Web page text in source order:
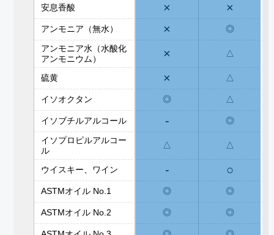
安息香酸 × ×
アンモニア（無水） ×
◎
アンモニア水（水酸化
アンモニウム）
× △
硫黄 × △
イソオクタン ◎ △
イソブチルアルコール -
◎
イソプロピルアルコー
ル
△ △
ウイスキー、ワイン - ○
ASTMオイル No.1 ◎ ◎
ASTMオイル No.2 ◎ ◎